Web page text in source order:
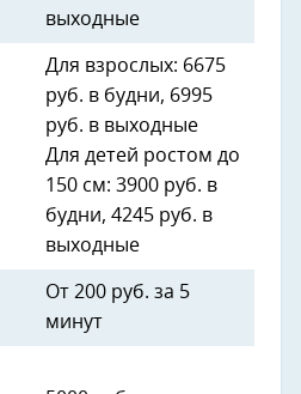
выходные
Для взрослых: 6675
руб. в будни, 6995
руб. в выходные
Для детей ростом до
150 см: 3900 руб. в
будни, 4245 руб. в
выходные
От 200 руб. за 5
минут